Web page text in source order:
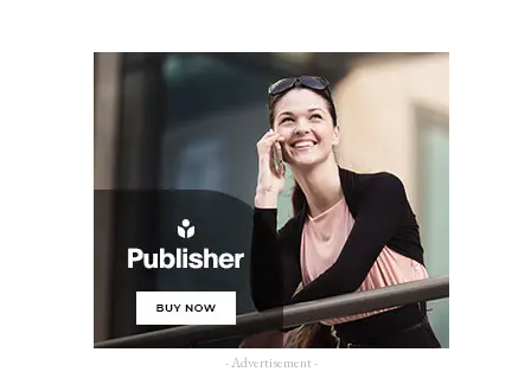
- Advertisement -